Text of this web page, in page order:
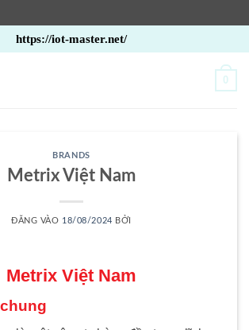
https://iot-master.net/
0
BRANDS
Metrix Việt Nam
ĐĂNG VÀO 18/08/2024 BỞI
Metrix Việt Nam